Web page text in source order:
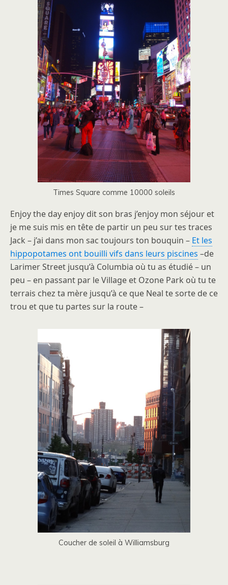
Times Square comme 10000 soleils
Enjoy the day enjoy dit son bras j’enjoy mon séjour et
je me suis mis en tête de partir un peu sur tes traces
Jack – j’ai dans mon sac toujours ton bouquin – Et les
hippopotames ont bouilli vifs dans leurs piscines –de
Larimer Street jusqu’à Columbia où tu as étudié – un
peu – en passant par le Village et Ozone Park où tu te
terrais chez ta mère jusqu’à ce que Neal te sorte de ce
trou et que tu partes sur la route –
Coucher de soleil à Williamsburg